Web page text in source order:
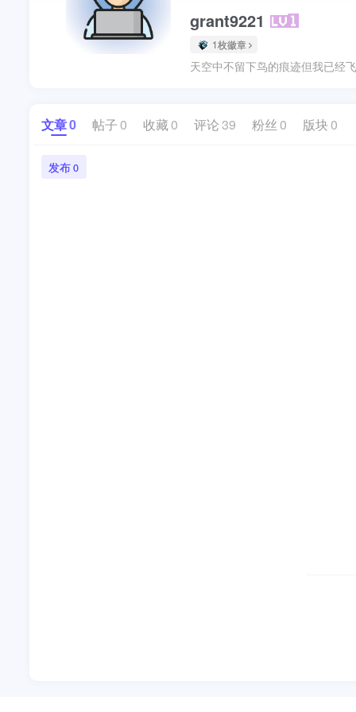
grant9221
1枚徽章
天空中不留下鸟的痕迹但我已经
文章0 帖子 0 收藏 0 评论 39 粉丝 0 版块 0
发布0